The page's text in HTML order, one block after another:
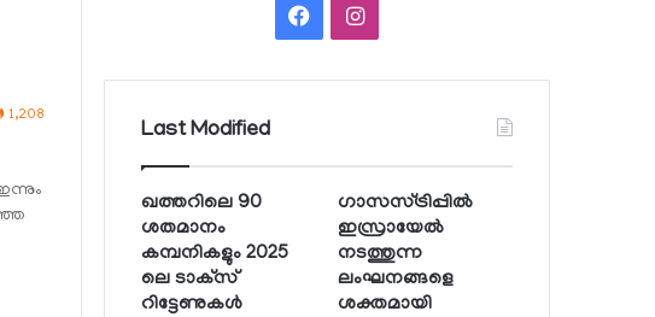
1,208
FacebookInstagram
Last Modified
ഖത്തറിലെ 90
ശതമാനം
കമ്പനികളും 2025
ലെ ടാക്‌സ്
റിട്ടേണുകള്‍
ഗാസസ്ട്രിപ്പില്‍
ഇസ്രായേല്‍
നടത്തുന്ന
ലംഘനങ്ങളെ
ശക്തമായി